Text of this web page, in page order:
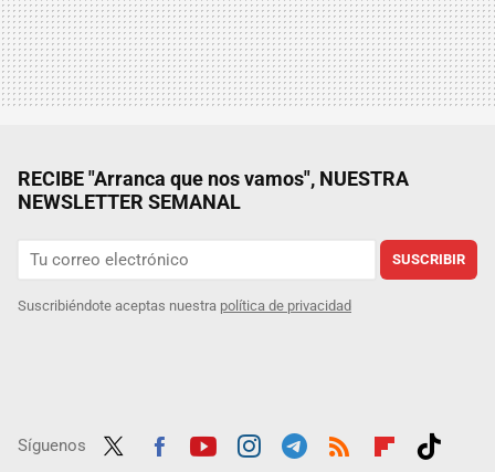
RECIBE "Arranca que nos vamos", NUESTRA
NEWSLETTER SEMANAL
SUSCRIBIR
Suscribiéndote aceptas nuestra política de privacidad
Síguenos